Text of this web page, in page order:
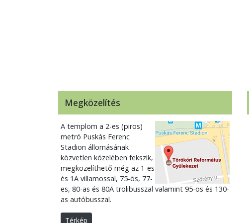
Megközelítés
A templom a 2-es (piros)
metró Puskás Ferenc
Stadion állomásának
közvetlen közelében fekszik,
megközelíthető még az 1-es
és 1A villamossal, 75-ös, 77-
es, 80-as és 80A trolibusszal valamint 95-ös és 130-
as autóbusszal.
Térkép